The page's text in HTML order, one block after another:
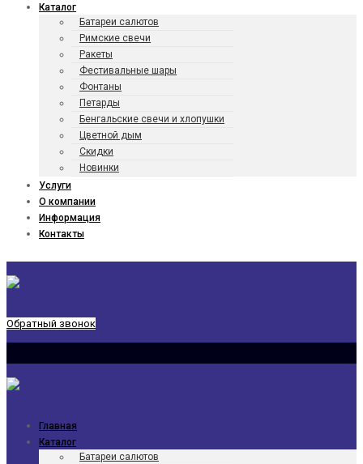
Каталог
Батареи салютов
Римские свечи
Ракеты
Фести­валь­ные шары
Фонтаны
Петарды
Бенгаль­ские свечи и хлопушки
Цветной дым
Скидки
Новинки
Услуги
О компании
Информация
Контакты
Обратный звонок
Главная
Каталог
Батареи салютов